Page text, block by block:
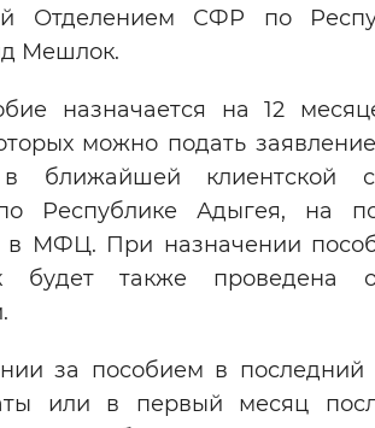
Отделением СФР по
Мешлок.
назначается на 12
можно подать
ближайшей клиентской
Республике Адыгея, на
в МФЦ. При назначении
будет также проведена
за пособием в последний
или в первый месяц